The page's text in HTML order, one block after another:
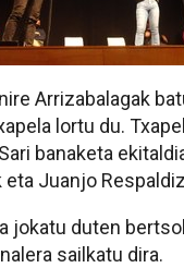
Arrizabalagak
lortu du.
banaketa
eta Juanjo
jokatu duten
sailkatu dira.